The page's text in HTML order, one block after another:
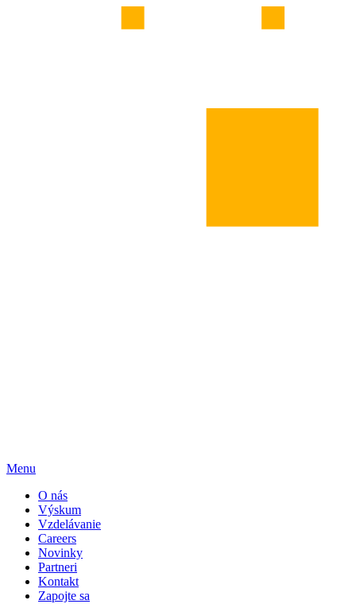
Menu
O nás
Výskum
Vzdelávanie
Careers
Novinky
Partneri
Kontakt
Zapojte sa